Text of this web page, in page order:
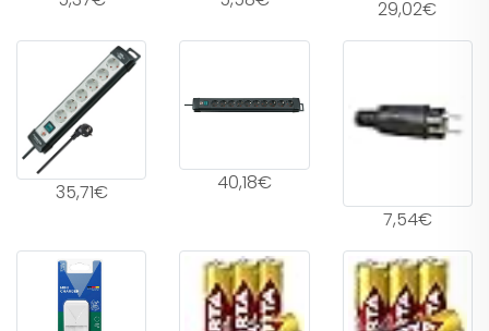
29,02€
35,71€
40,18€
7,54€